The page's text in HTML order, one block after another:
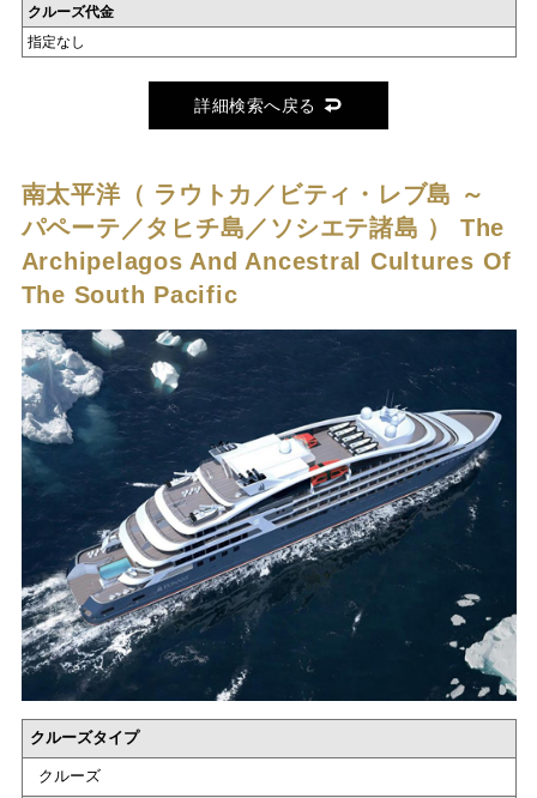
クルーズ代金
指定なし
詳細検索へ戻る
南太平洋（ ラウトカ／ビティ・レブ島 ～
パペーテ／タヒチ島／ソシエテ諸島 ） The
Archipelagos And Ancestral Cultures Of
The South Pacific
クルーズタイプ
クルーズ